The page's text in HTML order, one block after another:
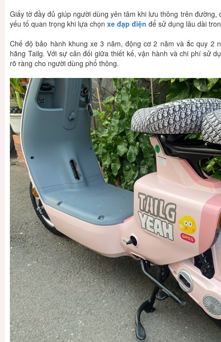
Giấy tờ đầy đủ giúp người dùng yên tâm khi lưu thông trên
yếu tố quan trọng khi lựa chọn xe đạp điện để sử dụng lâu dài
Chế độ bảo hành khung xe 3 năm, động cơ 2 năm và ắc quy 2
hãng Tailg. Với sự cân đối giữa thiết kế, vận hành và chi phí sử
rõ ràng cho người dùng phổ thông.